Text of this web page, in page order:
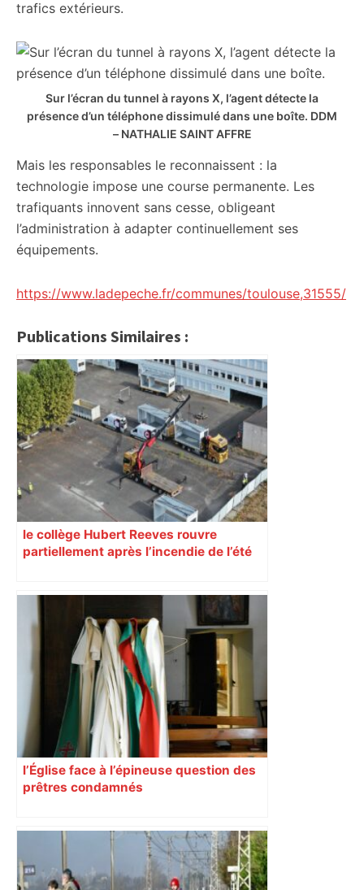
trafics extérieurs.
Sur l’écran du tunnel à rayons X, l’agent détecte la
présence d’un téléphone dissimulé dans une boîte. DDM
– NATHALIE SAINT AFFRE
Mais les responsables le reconnaissent : la
technologie impose une course permanente. Les
trafiquants innovent sans cesse, obligeant
l’administration à adapter continuellement ses
équipements.
https://www.ladepeche.fr/communes/toulouse,31555/
Publications Similaires :
le collège Hubert Reeves rouvre
partiellement après l’incendie de l’été
l’Église face à l’épineuse question des
prêtres condamnés